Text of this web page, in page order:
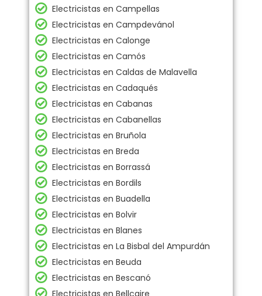
Electricistas en Campellas
Electricistas en Campdevánol
Electricistas en Calonge
Electricistas en Camós
Electricistas en Caldas de Malavella
Electricistas en Cadaqués
Electricistas en Cabanas
Electricistas en Cabanellas
Electricistas en Bruñola
Electricistas en Breda
Electricistas en Borrassá
Electricistas en Bordils
Electricistas en Buadella
Electricistas en Bolvir
Electricistas en Blanes
Electricistas en La Bisbal del Ampurdán
Electricistas en Beuda
Electricistas en Bescanó